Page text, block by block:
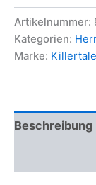
MTB
Radtrikot
"Rider"
Menge
Artikelnummer:
Kategorien:
Marke:
Beschreibung